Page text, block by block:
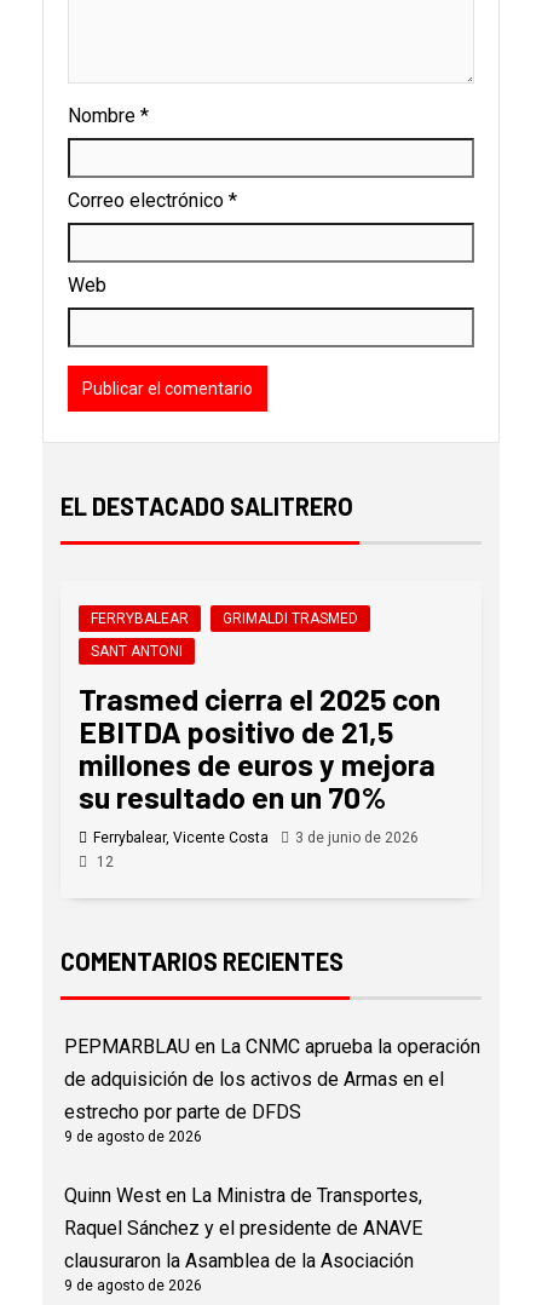
Nombre *
Correo electrónico *
Web
EL DESTACADO SALITRERO
FERRYBALEAR
GRIMALDI TRASMED
SANT ANTONI
Trasmed cierra el 2025 con
EBITDA positivo de 21,5
millones de euros y mejora
su resultado en un 70%
Ferrybalear, Vicente Costa
3 de junio de 2026
12
COMENTARIOS RECIENTES
PEPMARBLAU en La CNMC aprueba la operación
de adquisición de los activos de Armas en el
estrecho por parte de DFDS
9 de agosto de 2026
Quinn West en La Ministra de Transportes,
Raquel Sánchez y el presidente de ANAVE
clausuraron la Asamblea de la Asociación
9 de agosto de 2026